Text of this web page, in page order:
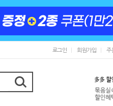
로그인 회원가입 주